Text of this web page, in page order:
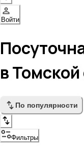
Войти
в
По популярности
Фильтры